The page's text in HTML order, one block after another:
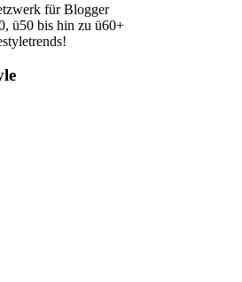
für Blogger
ü50 bis hin zu ü60+